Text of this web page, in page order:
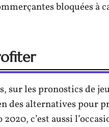
bloquées à
sur les pronostics de
des alternatives pour
c’est aussi